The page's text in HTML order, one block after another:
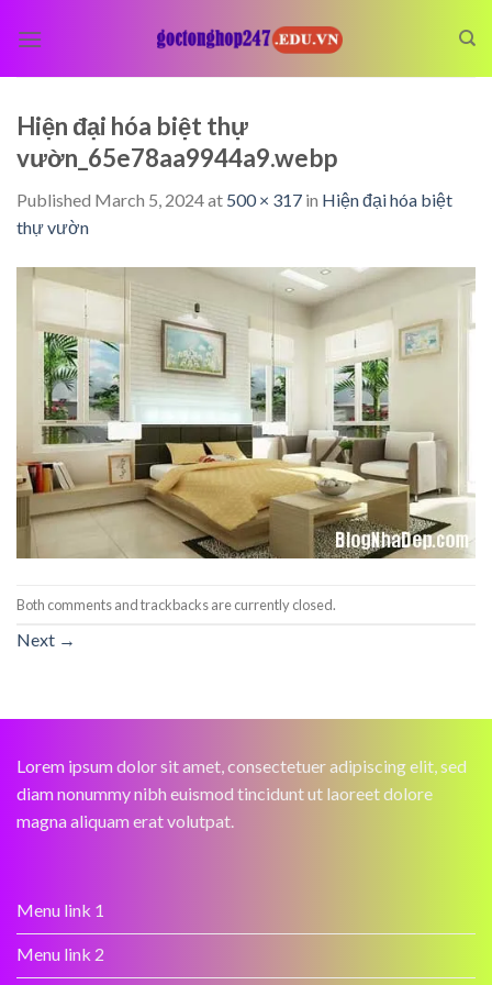
Hiện đại hóa biệt thự
vườn_65e78aa9944a9.webp
Published March 5, 2024at 500 × 317 in Hiện đại hóa biệt
thự vườn
Both comments and trackbacks are currently closed.
Next →
Lorem ipsum dolor sit amet, consectetuer adipiscing elit, sed
diam nonummy nibh euismod tincidunt ut laoreet dolore
magna aliquam erat volutpat.
Menu link 1
Menu link 2